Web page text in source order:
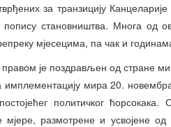
за транзицију
становништва. Многа од
мјесецима, па чак и
правом је поздрављен од стране
мира 20.
политичког
мјере, размотрене и усвојене